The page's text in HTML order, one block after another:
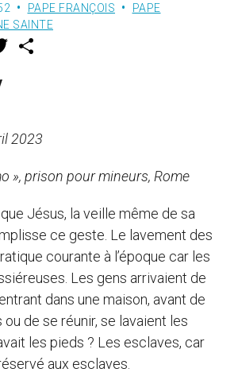
PAPE FRANÇOIS
PAPE
SAINTE
w
2023
», prison pour mineurs, Rome
Jésus, la veille même de sa
ce geste. Le lavement des
courante à l’époque car les
Les gens arrivaient de
dans une maison, avant de
de se réunir, se lavaient les
les pieds ? Les esclaves, car
aux esclaves.